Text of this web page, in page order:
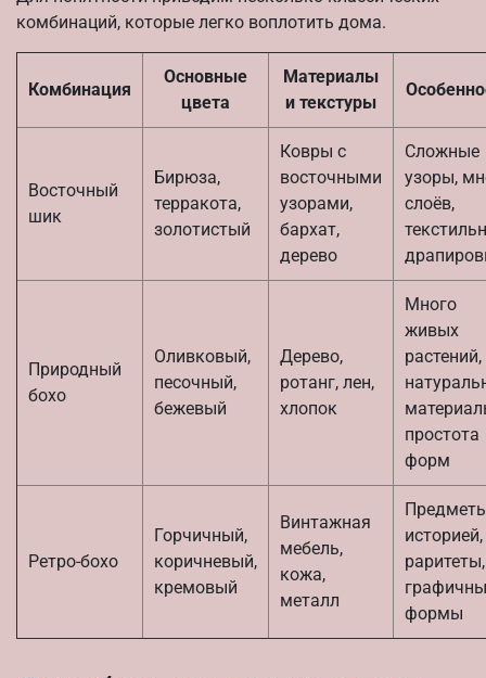
комбинаций, которые легко воплотить дома.
Комбинация
Основные
цвета
Материалы
и текстуры
Восточный
шик
Бирюза,
терракота,
золотистый
Ковры с
восточными
узорами,
бархат,
дерево
Сложные
узоры,
слоёв,
Природный
бохо
Оливковый,
песочный,
бежевый
Дерево,
ротанг, лен,
хлопок
Много
живых
растений,
простота
форм
Ретро-бохо
Горчичный,
коричневый,
кремовый
Винтажная
мебель,
кожа,
металл
историей,
раритеты,
формы